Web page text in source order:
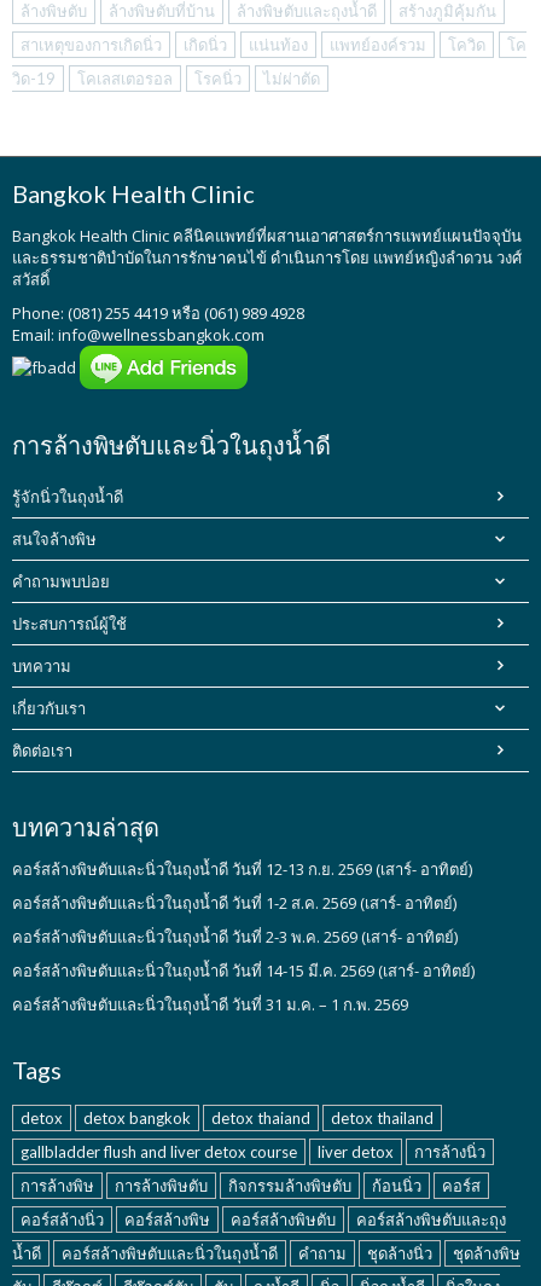
ล้างพิษตับ
ล้างพิษตับที่บ้าน ล้างพิษตับและถุงน้ำดี
สร้างภูมิคุ้มกัน
สาเหตุของการเกิดนิ่ว
เกิดนิ่ว แน่นท้อง แพทย์องค์รวม โควิด
โค
วิด-19
โคเลสเตอรอล โรคนิ่ว ไม่ผ่าตัด
Bangkok Health Clinic
Bangkok Health Clinic คลีนิคแพทย์ที่ผสานเอาศาสตร์การแพทย์แผนปัจจุบัน
และธรรมชาติบำบัดในการรักษาคนไข้ ดำเนินการโดย แพทย์หญิงลำดวน วงศ์
สวัสดิ์
Phone: (081) 255 4419 หรือ (061) 989 4928
Email: info@wellnessbangkok.com
การล้างพิษตับและนิ่วในถุงน้ำดี
รู้จักนิ่วในถุงน้ำดี
สนใจล้างพิษ
คำถามพบบ่อย
ประสบการณ์ผู้ใช้
บทความ
เกี่ยวกับเรา
ติดต่อเรา
บทความล่าสุด
คอร์สล้างพิษตับและนิ่วในถุงน้ำดี วันที่ 12-13 ก.ย. 2569 (เสาร์- อาทิตย์)
คอร์สล้างพิษตับและนิ่วในถุงน้ำดี วันที่ 1-2 ส.ค. 2569 (เสาร์- อาทิตย์)
คอร์สล้างพิษตับและนิ่วในถุงน้ำดี วันที่ 2-3 พ.ค. 2569 (เสาร์- อาทิตย์)
คอร์สล้างพิษตับและนิ่วในถุงน้ำดี วันที่ 14-15 มี.ค. 2569 (เสาร์- อาทิตย์)
คอร์สล้างพิษตับและนิ่วในถุงน้ำดี วันที่ 31 ม.ค. – 1 ก.พ. 2569
Tags
detox detox bangkok detox thaiand
detox thailand
gallbladder flush and liver detox course
liver detox
การล้างนิ่ว
การล้างพิษ
การล้างพิษตับ กิจกรรมล้างพิษตับ ก้อนนิ่ว
คอร์ส
คอร์สล้างนิ่ว
คอร์สล้างพิษ คอร์สล้างพิษตับ
คอร์สล้างพิษตับและถุง
น้ำดี
คอร์สล้างพิษตับและนิ่วในถุงน้ำดี คำถาม ชุดล้างนิ่ว
ชุดล้างพิษ